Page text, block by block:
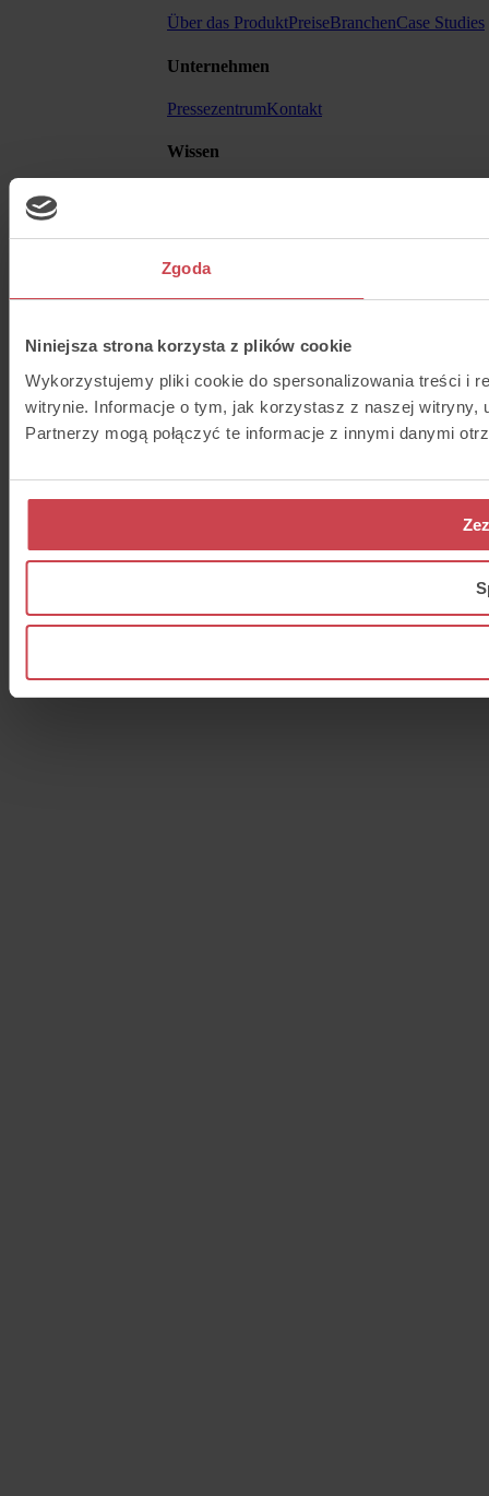
Zgoda
Niniejsza strona korzysta z plików cookie
Wykorzystujemy pliki cookie do spersonalizowania treści i
witrynie. Informacje o tym, jak korzystasz z naszej witryny,
Partnerzy mogą połączyć te informacje z innymi danymi
Über das ProduktPreiseBranchenCase Studies
Unternehmen
PressezentrumKontakt
Wissen
Weitere
AGB